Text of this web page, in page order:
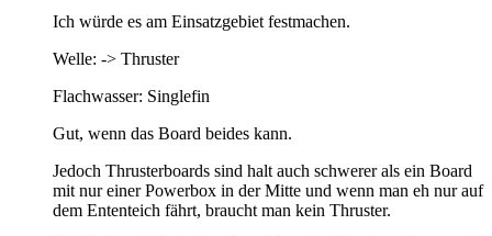
Ich würde es am Einsatzgebiet festmachen.
Welle: -> Thruster
Flachwasser: Singlefin
Gut, wenn das Board beides kann.
Jedoch Thrusterboards sind halt auch schwerer als ein Board
mit nur einer Powerbox in der Mitte und wenn man eh nur auf
dem Ententeich fährt, braucht man kein Thruster.